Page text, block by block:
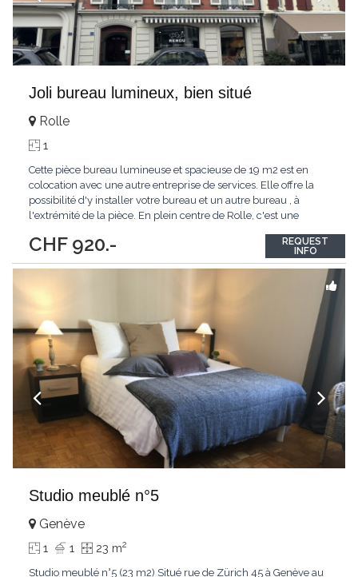
Joli bureau lumineux, bien situé
CHF 920.-
Rolle
1
Cette pièce bureau lumineuse et spacieuse de 19 m2 est en
colocation avec une autre entreprise de services. Elle offre la
possibilité d'y installer votre bureau et un autre bureau , à
l'extrémité de la pièce. En plein centre de Rolle, c'est une
visite à votre actif!. En commun , vous disposerez de : - la
photocopieuse -...
REQUEST
INFO
Studio meublé n°5
Genève
1 1 23 m2
Studio meublé n°5 (23 m2) Situé rue de Zürich 45 à Genève au